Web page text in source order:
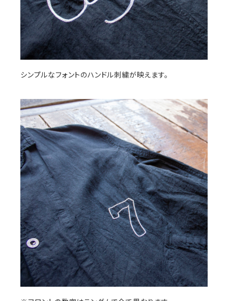
シンプルなフォントのハンドル刺繍が映えます。